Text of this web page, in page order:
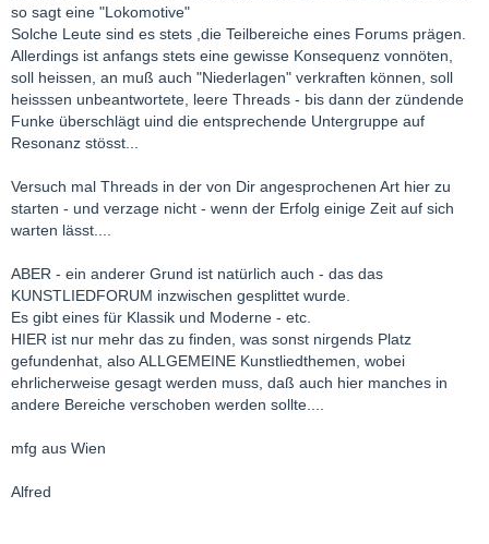
so sagt eine "Lokomotive"
Solche Leute sind es stets ,die Teilbereiche eines Forums prägen.
Allerdings ist anfangs stets eine gewisse Konsequenz vonnöten,
soll heissen, an muß auch "Niederlagen" verkraften können, soll
heisssen unbeantwortete, leere Threads - bis dann der zündende
Funke überschlägt uind die entsprechende Untergruppe auf
Resonanz stösst...
Versuch mal Threads in der von Dir angesprochenen Art hier zu
starten - und verzage nicht - wenn der Erfolg einige Zeit auf sich
warten lässt....
ABER - ein anderer Grund ist natürlich auch - das das
KUNSTLIEDFORUM inzwischen gesplittet wurde.
Es gibt eines für Klassik und Moderne - etc.
HIER ist nur mehr das zu finden, was sonst nirgends Platz
gefundenhat, also ALLGEMEINE Kunstliedthemen, wobei
ehrlicherweise gesagt werden muss, daß auch hier manches in
andere Bereiche verschoben werden sollte....
mfg aus Wien
Alfred